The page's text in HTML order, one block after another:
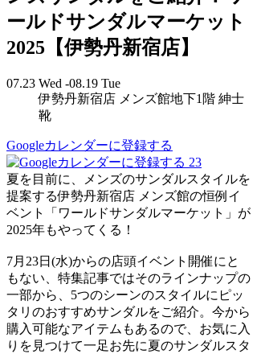
ールドサンダルマーケット
2025【伊勢丹新宿店】
07.23 Wed -08.19 Tue
伊勢丹新宿店 メンズ館地下1階 紳士
靴
Googleカレンダーに登録する
23
夏を目前に、メンズのサンダルスタイルを
提案する伊勢丹新宿店 メンズ館の恒例イ
ベント「ワールドサンダルマーケット」が
2025年もやってくる！
7月23日(水)からの店頭イベント開催にと
もない、特集記事ではそのラインナップの
一部から、5つのシーンのスタイルにピッ
タリのおすすめサンダルをご紹介。今から
購入可能なアイテムもあるので、お気に入
りを見つけて一足お先に夏のサンダルスタ